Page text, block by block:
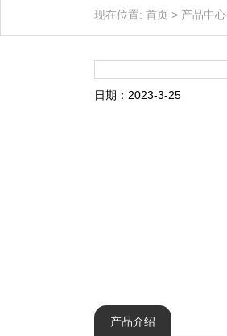
现在位置: 首页 > 产品中心
日期：2023-3-25
产品介绍